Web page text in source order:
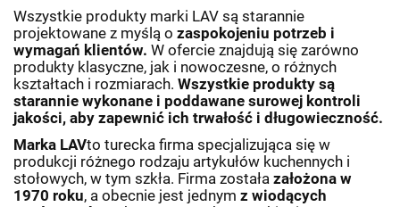
Wszystkie produkty marki LAV są starannie
projektowane z myślą o zaspokojeniu potrzeb i
wymagań klientów. W ofercie znajdują się zarówno
produkty klasyczne, jak i nowoczesne, o różnych
kształtach i rozmiarach. Wszystkie produkty są
starannie wykonane i poddawane surowej kontroli
jakości, aby zapewnić ich trwałość i długowieczność.
Marka LAVto turecka firma specjalizująca się w
produkcji różnego rodzaju artykułów kuchennych i
stołowych, w tym szkła. Firma została założona w
1970 roku, a obecnie jest jednym z wiodących